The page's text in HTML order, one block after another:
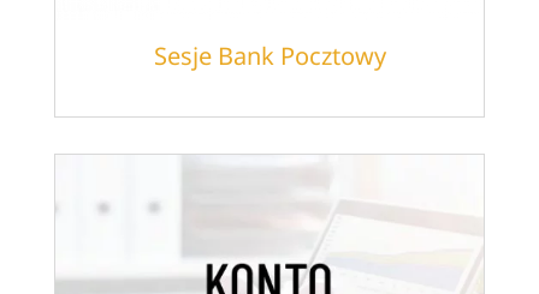
Sesje Bank Pocztowy